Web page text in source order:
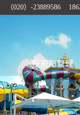
（020）-23889586
投资与管理